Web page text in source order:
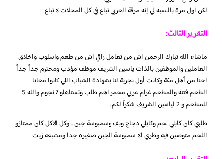
لكن اول مرة بالنسبة لي إنه مرقة العربي تباع في كل المحلات لا تباع
التقرير الثالث:
ماشاء الله تبارك الرحمن اش من تعامل راقي اش من طعم واسلوب واخلاق
العاملين والموظفين بالذات ياسين الشريف موظف مؤدب ومحترم جداً جداً
احنا من أهل مكة وكانت أول تجربة لنا بشهادة الشباب اللي كانوا معانا
الطعم فتنة والمطعم غرام عربي محمر اهم طلب وتستاهلو 7 نجوم والله 5
للمطعم و 2 لياسين الشريف شكراً لكم .
طلبي كان كابلي لحم وكابلي دجاج وبف وسمبوسة جبن .. وكل الاكل كان ممتازو
اللحم متوصين فيه وطري الا سمبوسة الجبن صغيره جدا ومشبعه زيت